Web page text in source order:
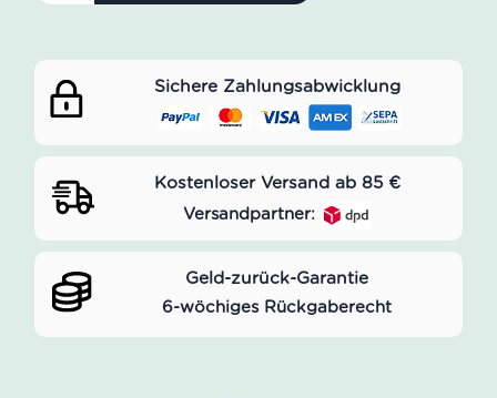
Sichere Zahlungsabwicklung
Kostenloser Versand ab 85 €
Versandpartner:
Geld-zurück-Garantie
6-wöchiges Rückgaberecht